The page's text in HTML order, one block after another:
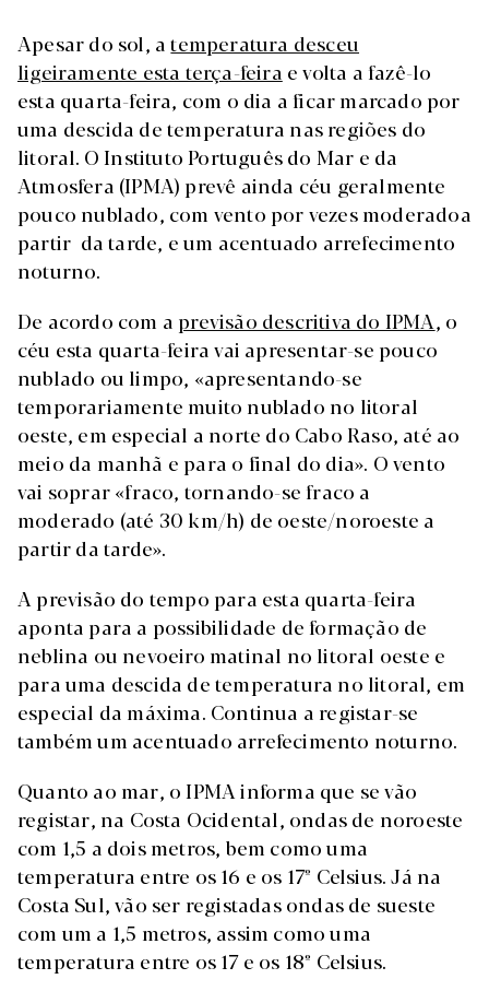
Apesar do sol, atemperatura desceu
ligeiramente esta terça-feira e volta a fazê-lo
esta quarta-feira, com o dia a ficar marcado por
uma descida de temperatura nas regiões do
litoral. O Instituto Português do Mar e da
Atmosfera (IPMA) prevê ainda céu geralmente
pouco nublado, com vento por vezes moderadoa
partir da tarde, e um acentuado arrefecimento
noturno.
De acordo com a previsão descritiva do IPMA, o
céu esta quarta-feira vai apresentar-se pouco
nublado ou limpo, «apresentando-se
temporariamente muito nublado no litoral
oeste, em especial a norte do Cabo Raso, até ao
meio da manhã e para o final do dia». O vento
vai soprar «fraco, tornando-se fraco a
moderado (até 30 km/h) de oeste/noroeste a
partir da tarde».
A previsão do tempo para esta quarta-feira
aponta para a possibilidade de formação de
neblina ou nevoeiro matinal no litoral oeste e
para uma descida de temperatura no litoral, em
especial da máxima. Continua a registar-se
também um acentuado arrefecimento noturno.
Quanto ao mar, o IPMA informa que se vão
registar, na Costa Ocidental, ondas de noroeste
com 1,5 a dois metros, bem como uma
temperatura entre os 16 e os 17º Celsius. Já na
Costa Sul, vão ser registadas ondas de sueste
com um a 1,5 metros, assim como uma
temperatura entre os 17 e os 18º Celsius.